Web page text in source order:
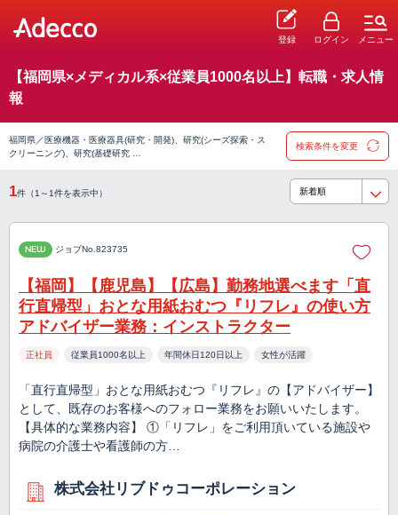
登録 ログイン メニュー
【福岡県×メディカル系×従業員1000名以上】転職・求人情
報
福岡県／医療機器・医療器具(研究・開発)、研究(シーズ探索・ス
クリーニング)、研究(基礎研究 …
検索条件を変更
1件（1～1件を表示中）
NEW ジョブNo.823735
【福岡】【鹿児島】【広島】勤務地選べます「直
行直帰型」おとな用紙おむつ『リフレ』の使い方
アドバイザー業務：インストラクター
正社員 従業員1000名以上 年間休日120日以上 女性が活躍
「直行直帰型」おとな用紙おむつ『リフレ』の【アドバイザー】
として、既存のお客様へのフォロー業務をお願いいたします。
【具体的な業務内容】 ①「リフレ」をご利用頂いている施設や
病院の介護士や看護師の方…
株式会社リブドゥコーポレーション